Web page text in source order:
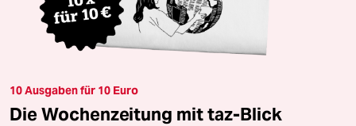
10 Ausgaben für 10 Euro
Die Wochenzeitung mit taz-Blick